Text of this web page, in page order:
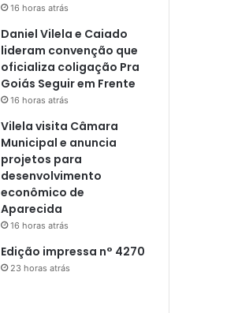
16 horas atrás
Daniel Vilela e Caiado
lideram convenção que
oficializa coligação Pra
Goiás Seguir em Frente
16 horas atrás
Vilela visita Câmara
Municipal e anuncia
projetos para
desenvolvimento
econômico de
Aparecida
16 horas atrás
Edição impressa n° 4270
23 horas atrás